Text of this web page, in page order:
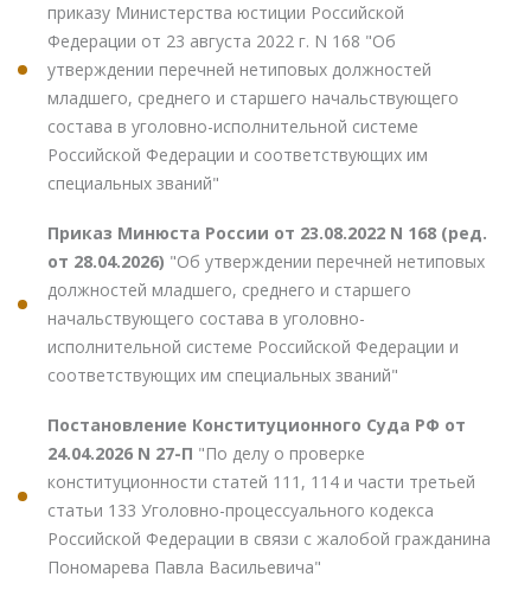
приказу Министерства юстиции Российской
Федерации от 23 августа 2022 г. N 168 "Об
утверждении перечней нетиповых должностей
младшего, среднего и старшего начальствующего
состава в уголовно-исполнительной системе
Российской Федерации и соответствующих им
специальных званий"
Приказ Минюста России от 23.08.2022 N 168 (ред.
от 28.04.2026) "Об утверждении перечней нетиповых
должностей младшего, среднего и старшего
начальствующего состава в уголовно-
исполнительной системе Российской Федерации и
соответствующих им специальных званий"
Постановление Конституционного Суда РФ от
24.04.2026 N 27-П "По делу о проверке
конституционности статей 111, 114 и части третьей
статьи 133 Уголовно-процессуального кодекса
Российской Федерации в связи с жалобой гражданина
Пономарева Павла Васильевича"